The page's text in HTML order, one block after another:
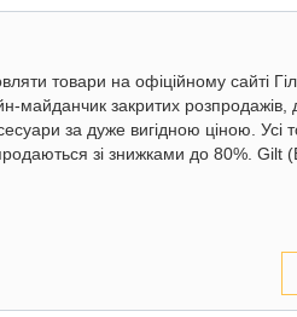
товари на офіційному сайті
майданчик закритих розпродажів,
за дуже вигідною ціною. Усі
зі знижками до 80%. Gilt